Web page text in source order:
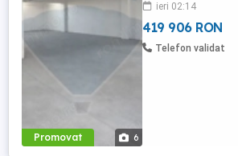
Promovat 6
m, amplasat pe
drumul spre ...
ieri 02:14
419 906 RON
Telefon validat